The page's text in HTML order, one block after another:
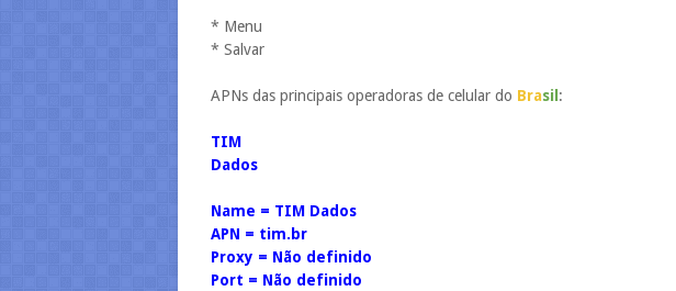
* Menu
* Salvar
APNs das principais operadoras de celular do Brasil :
TIM
Dados
Name = TIM Dados
APN = tim.br
Proxy = Não definido
Port = Não definido